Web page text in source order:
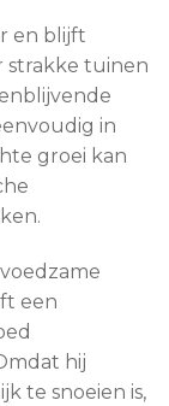
en blijft
strakke tuinen
in
groei kan
een
hij
te snoeien is,